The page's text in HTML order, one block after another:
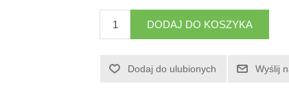
DODAJ DO KOSZYKA
Dodaj do ulubionych Wyślij